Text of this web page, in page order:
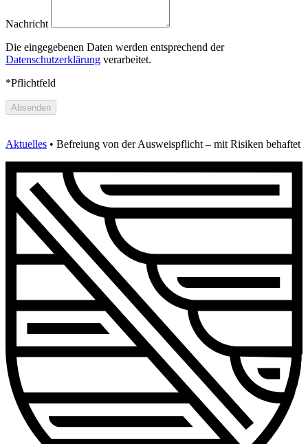
Nachricht
Die eingegebenen Daten werden entsprechend der
Datenschutzerklärung verarbeitet.
*Pflichtfeld
Absenden
Aktuelles • Befreiung von der Ausweispflicht – mit Risiken behaftet